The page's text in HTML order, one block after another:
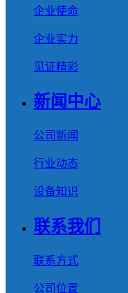
企业使命
企业实力
见证精彩
新闻中心
公司新闻
行业动态
设备知识
联系我们
联系方式
公司位置